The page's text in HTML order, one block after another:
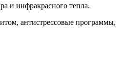
и инфракрасного тепла.
антистрессовые программы,